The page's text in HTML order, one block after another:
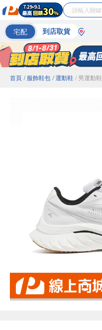
宅配 到店取貨
首頁 / 服飾鞋包 / 運動鞋 / 男運動鞋